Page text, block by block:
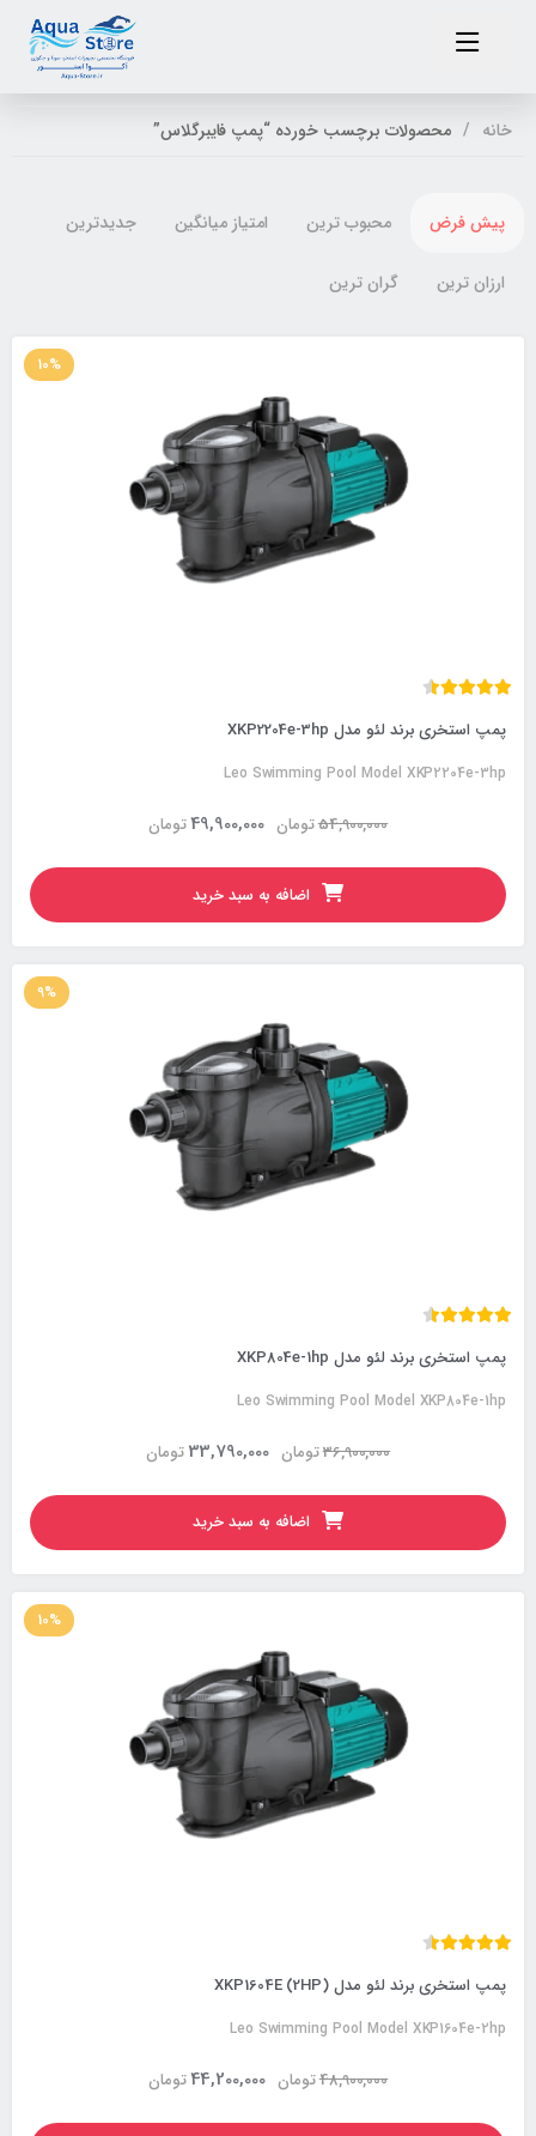
خانه محصولات برچسب خورده “پمپ فایبرگلاس”
پیش فرض محبوب ترین امتیاز میانگین جدیدترین
ارزان ترین گران ترین
10%
پمپ استخری برند لئو مدل XKP2204e-3hp
Leo Swimming Pool Model XKP2204e-3hp
تومان54,900,000 تومان49,900,000
اضافه به سبد خرید
9%
پمپ استخری برند لئو مدل XKP804e-1hp
Leo Swimming Pool Model XKP804e-1hp
تومان36,900,000 تومان33,790,000
اضافه به سبد خرید
10%
پمپ استخری برند لئو مدل XKP1604E (2HP)
Leo Swimming Pool Model XKP1604e-2hp
تومان48,900,000 تومان44,200,000